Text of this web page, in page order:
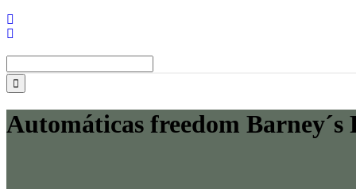
Automáticas freedom Barney´s